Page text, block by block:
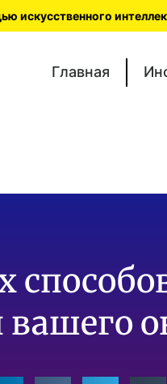
Главная
вашего
искусственного